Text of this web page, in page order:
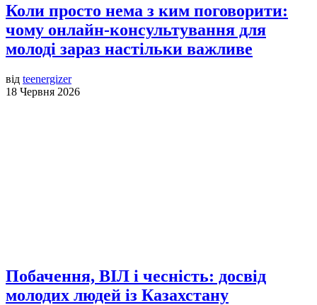
Коли просто нема з ким поговорити:
чому онлайн-консультування для
молоді зараз настільки важливе
від teenergizer
18 Червня 2026
Побачення, ВІЛ і чесність: досвід
молодих людей із Казахстану